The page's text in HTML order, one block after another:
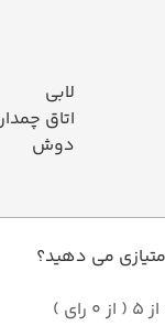
لابی
اتاق
دوش
می دهید؟